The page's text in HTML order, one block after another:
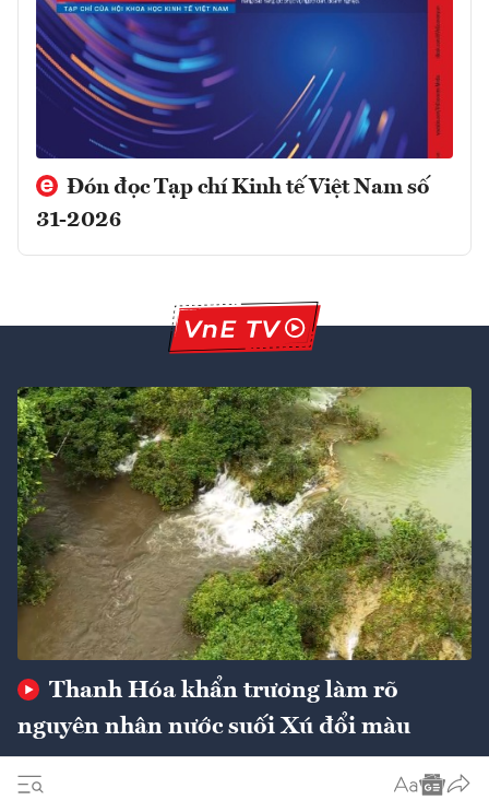
Đón đọc Tạp chí Kinh tế Việt Nam số
31-2026
Thanh Hóa khẩn trương làm rõ
nguyên nhân nước suối Xú đổi màu